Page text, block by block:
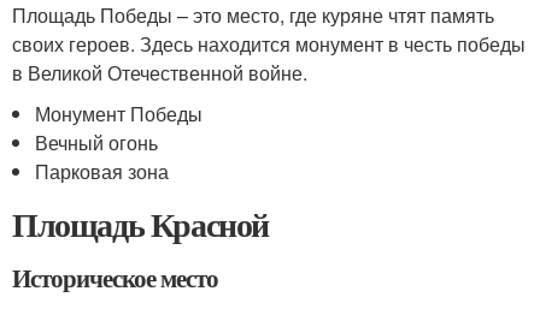
Площадь Победы – это место, где куряне чтят память
своих героев. Здесь находится монумент в честь победы
в Великой Отечественной войне.
Монумент Победы
Вечный огонь
Парковая зона
Площадь Красной
Историческое место